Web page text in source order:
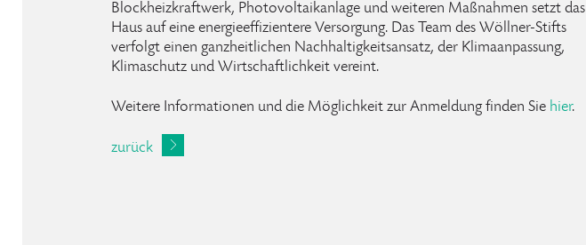
Blockheizkraftwerk, Photovoltaikanlage und weiteren Maßnahmen setzt das
Haus auf eine energieeffizientere Versorgung. Das Team des Wöllner-Stifts
verfolgt einen ganzheitlichen Nachhaltigkeitsansatz, der Klimaanpassung,
Klimaschutz und Wirtschaftlichkeit vereint.
Weitere Informationen und die Möglichkeit zur Anmeldung finden Sie hier.
zurück